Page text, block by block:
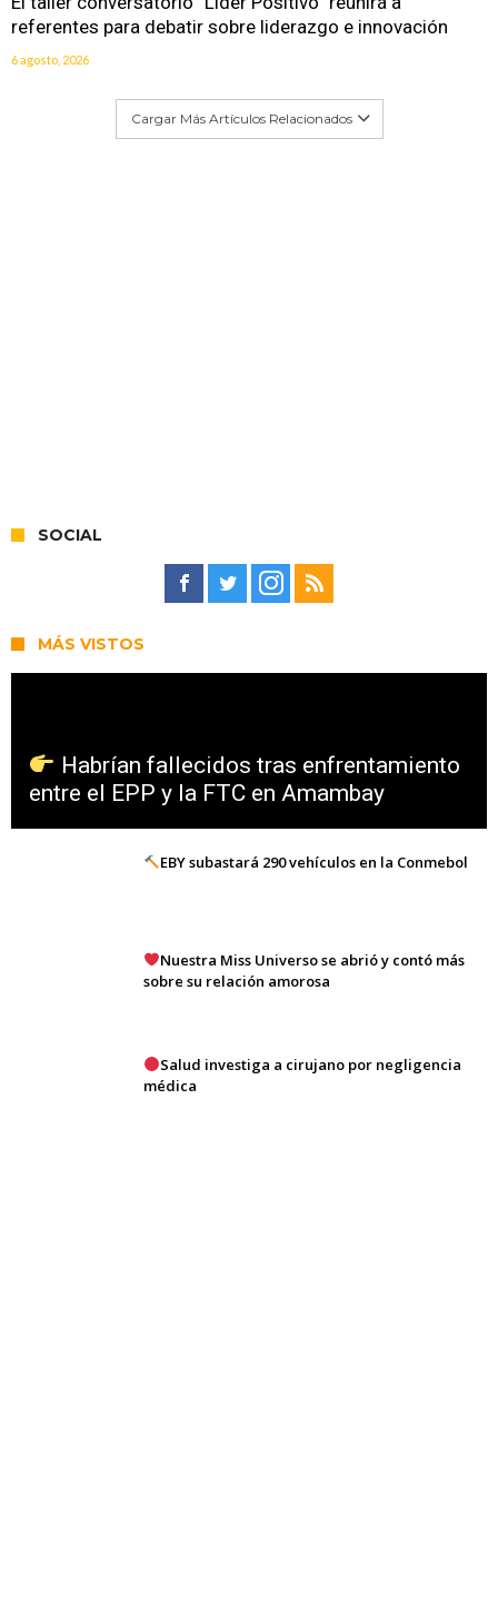
referentes para debatir sobre liderazgo e innovación
6 agosto, 2026
Cargar Más Artículos Relacionados
SOCIAL
MÁS VISTOS
Habrían fallecidos tras enfrentamiento
entre el EPP y la FTC en Amambay
EBY subastará 290 vehículos en la Conmebol
Nuestra Miss Universo se abrió y contó más
sobre su relación amorosa
Salud investiga a cirujano por negligencia
médica